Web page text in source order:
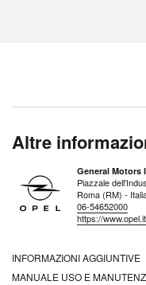
Altre
General Motors
Piazzale
Roma (RM) -
06-54652000
https://www.opel.it
INFORMAZIONI AGGIUNTIVE
MANUALE USO E